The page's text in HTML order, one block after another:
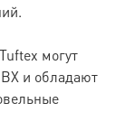
могут
и обладают